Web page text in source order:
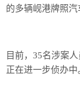
的多辆岘港牌照汽
目前，35名涉案
正在进一步侦办中